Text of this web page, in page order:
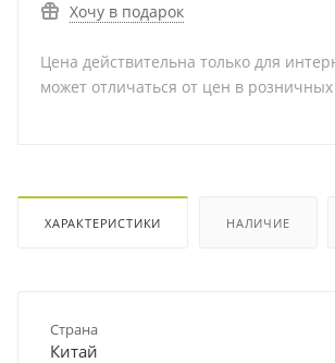
Хочу в подарок
Цена действительна только для
может отличаться от цен в
ХАРАКТЕРИСТИКИ НАЛИЧИЕ
Страна
Китай